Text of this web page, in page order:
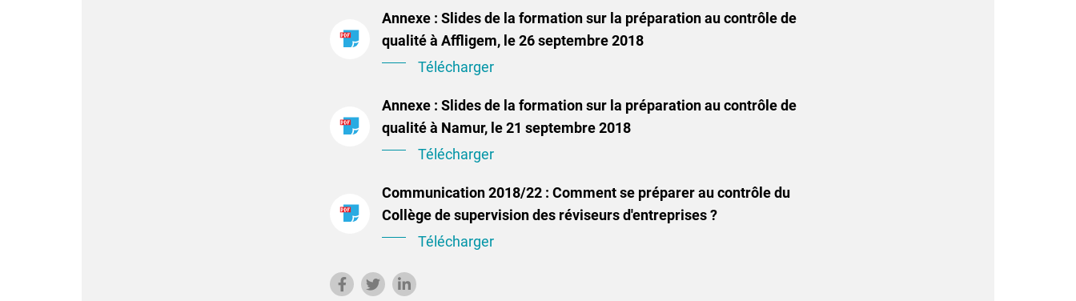
Annexe : Slides de la formation sur la préparation au contrôle de
qualité à Affligem, le 26 septembre 2018
Télécharger
Annexe : Slides de la formation sur la préparation au contrôle de
qualité à Namur, le 21 septembre 2018
Télécharger
Communication 2018/22 : Comment se préparer au contrôle du
Collège de supervision des réviseurs d'entreprises ?
Télécharger